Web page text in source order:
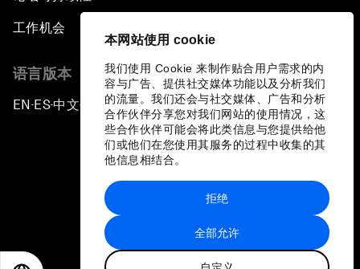
本网站使用 cookie
我们使用 Cookie 来制作贴合用户需求的内
容与广告、提供社交媒体功能以及分析我们
的流量。我们还会与社交媒体、广告和分析
合作伙伴分享您对我们网站的使用情况，这
些合作伙伴可能会将此类信息与您提供给他
们或他们在您使用其服务的过程中收集的其
他信息相结合。
全部允许
拒绝
工作机会
语言版本
EN ▪ES▪中文▪ 日本語
站点地图